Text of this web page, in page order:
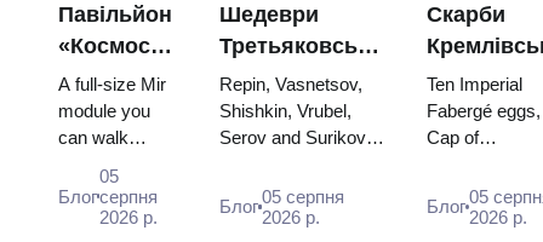
Павільйон
«Космос»
на ВДНГ:
всередині
найбільшої
космічної
виставки
A full-size Mir
module you
can walk
Energia–Buran
model,
Блог
05
серпня
2026 р.
Шедеври
Третьяковської
галереї:
картини,
заради яких
планувати
подорож
Repin, Vasnetsov,
Shishkin, Vrubel,
Serov and Surikov
stop people, where
they hang, and why
Блог 05 серпня
2026 р.
Скарби
зброї:
Фаберже,
трони та
вбрання
Ten Imperial
Fabergé
Cap of
double throne
two boy tsars
Блог05
2026 р.